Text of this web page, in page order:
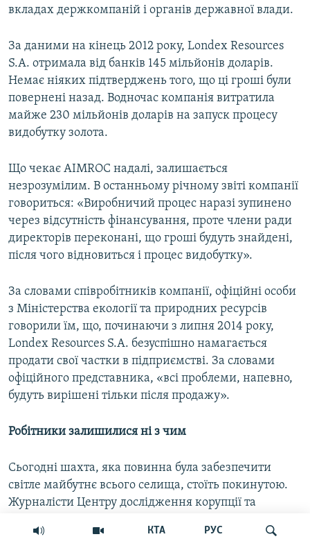
КТА РУС
вкладах держкомпаній і органів державної влади.
За даними на кінець 2012 року, Londex Resources
S.A. отримала від банків 145 мільйонів доларів.
Немає ніяких підтверджень того, що ці гроші були
повернені назад. Водночас компанія витратила
майже 230 мільйонів доларів на запуск процесу
видобутку золота.
Що чекає AIMROC надалі, залишається
незрозумілим. В останньому річному звіті компанії
говориться: «Виробничий процес наразі зупинено
через відсутність фінансування, проте члени ради
директорів переконані, що гроші будуть знайдені,
після чого відновиться і процес видобутку».
За словами співробітників компанії, офіційні особи
з Міністерства екології та природних ресурсів
говорили їм, що, починаючи з липня 2014 року,
Londex Resources S.A. безуспішно намагається
продати свої частки в підприємстві. За словами
офіційного представника, «всі проблеми, напевно,
будуть вирішені тільки після продажу».
Робітники залишилися ні з чим
Сьогодні шахта, яка повинна була забезпечити
світле майбутнє всього селища, стоїть покинутою.
Журналісти Центру дослідження корупції та
прилеглі до селища гори спеціально, щоб оглянути